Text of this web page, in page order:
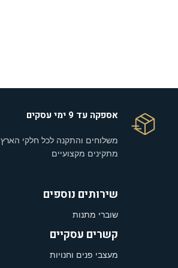
אספקה עד 9 ימי עסקים
משלוחים והתקנה לכל חלקי הארץ
מתקינים מקצועיים
שירותים נוספים
שוברי מתנות
קשרים עסקיים
מעצבי פנים וחנויות